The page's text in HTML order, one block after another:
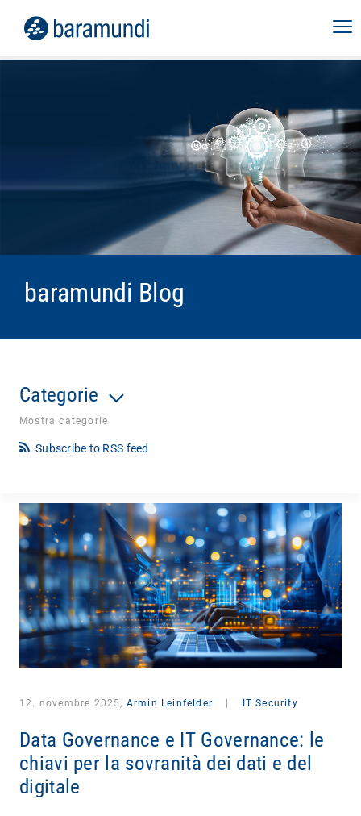
baramundi Blog
Categorie
Mostra categorie
Subscribe to RSS feed
12. novembre 2025, Armin Leinfelder IT Security
Data Governance e IT Governance: le
chiavi per la sovranità dei dati e del
digitale